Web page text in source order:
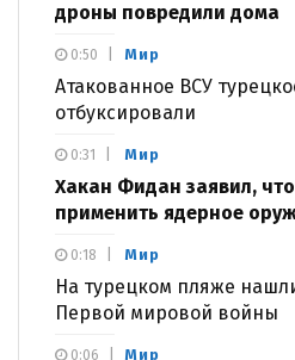
дроны повредили дома
Мир
Атакованное ВСУ
отбуксировали
0:50
Мир
Хакан Фидан заявил,
применить ядерное
0:31
Мир
На турецком пляже
Первой мировой войны
0:18
Мир
0:06